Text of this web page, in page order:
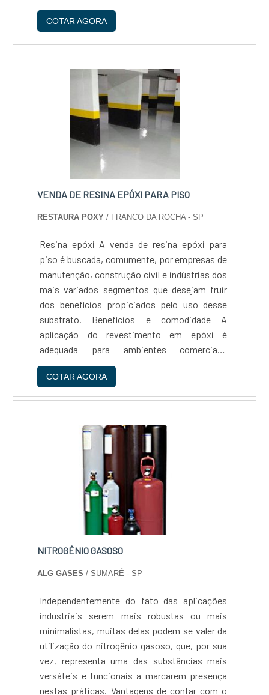
práticas internas que protagoniza em suas
instalações. A nível de exemplos, os meios
médicos, metalúrgicos e....
COTAR AGORA
VENDA DE RESINA EPÓXI PARA PISO
RESTAURA POXY / FRANCO DA ROCHA - SP
Resina epóxi A venda de resina epóxi para
piso é buscada, comumente, por empresas de
manutenção, construção civil e indústrias dos
mais variados segmentos que desejam fruir
dos benefícios propiciados pelo uso desse
substrato. Benefícios e comodidade A
aplicação do revestimento em epóxi é
adequada para ambientes comerciais,
hospitalares, escolares, academias de
ginástica, quadras poliesportivas e mesmo em
residências. A venda de resina epóxi pa....
COTAR AGORA
NITROGÊNIO GASOSO
ALG GASES / SUMARÉ - SP
Independentemente do fato das aplicações
industriais serem mais robustas ou mais
minimalistas, muitas delas podem se valer da
utilização do nitrogênio gasoso, que, por sua
vez, representa uma das substâncias mais
versáteis e funcionais a marcarem presença
nestas práticas. Vantagens de contar com o